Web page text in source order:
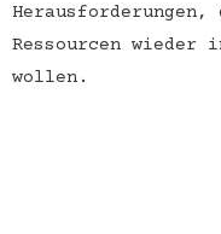
Ressourcen wieder
wollen.